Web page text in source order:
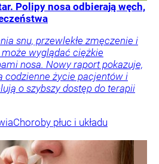
Polipy nosa odbierają węch,
snu, przewlekłe zmęczenie i
wyglądać ciężkie
nosa. Nowy raport pokazuje,
codzienne życie pacjentów i
o szybszy dostęp do terapii
Choroby płuc i układu